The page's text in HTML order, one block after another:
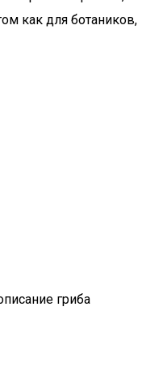
как для ботаников,
гриба